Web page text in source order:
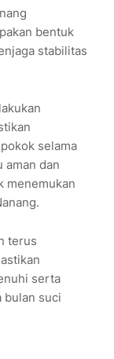
bentuk
stabilitas
selama
aman dan
menemukan
terus
serta
bulan suci